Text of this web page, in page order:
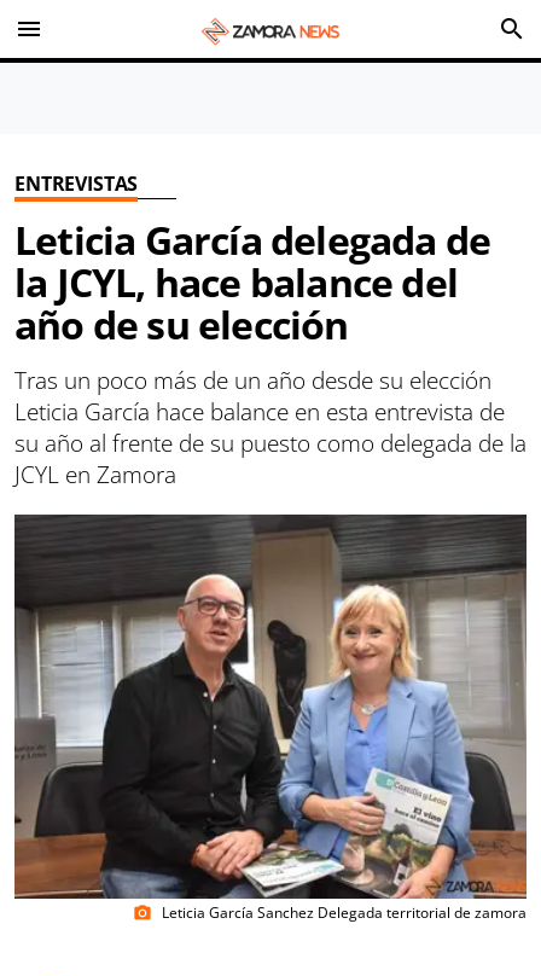
menu search
ENTREVISTAS
Leticia García delegada de
la JCYL, hace balance del
año de su elección
Tras un poco más de un año desde su elección
Leticia García hace balance en esta entrevista de
su año al frente de su puesto como delegada de la
JCYL en Zamora
photo_camera Leticia García Sanchez Delegada territorial de zamora